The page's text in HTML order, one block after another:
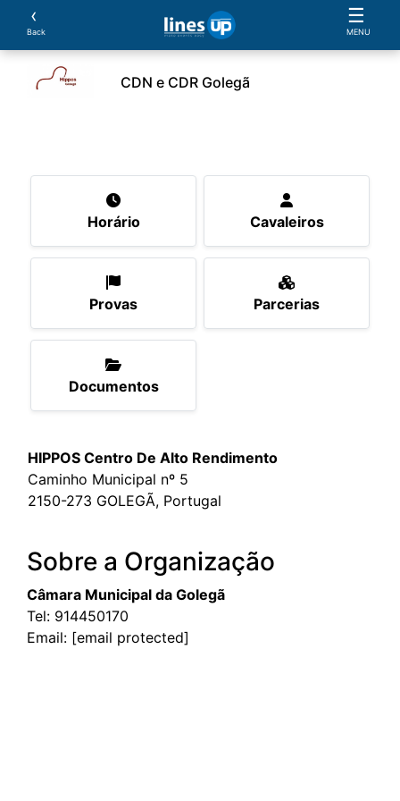
‹
Back
☰
MENU
CDN e CDR Golegã
Horário Cavaleiros
Provas Parcerias
Documentos
HIPPOS Centro De Alto Rendimento
Caminho Municipal nº 5
2150-273 GOLEGÃ, Portugal
Sobre a Organização
Câmara Municipal da Golegã
Tel: 914450170
Email: [email protected]